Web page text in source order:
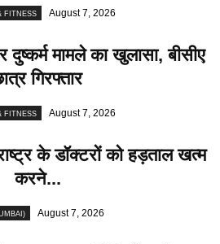
FITNESS August 7, 2026
दुष्कर्म मामले का खुलासा, बीसीए
गिरफ्तार
FITNESS August 7, 2026
के डॉक्टरों को हड़ताल खत्म
करने...
August 7, 2026